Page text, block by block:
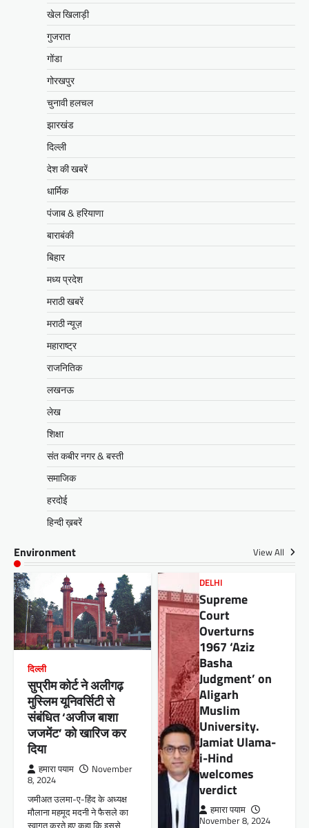
खेल खिलाड़ी
गुजरात
गोंडा
गोरखपुर
चुनावी हलचल
झारखंड
दिल्ली
देश की खबरें
धार्मिक
पंजाब & हरियाणा
बाराबंकी
बिहार
मध्य प्रदेश
मराठी खबरें
मराठी न्यूज़
महाराष्ट्र
राजनितिक
लखनऊ
लेख
शिक्षा
संत कबीर नगर & बस्ती
समाजिक
हरदोई
हिन्दी ख़बरें
Environment View All
दिल्ली
सुप्रीम कोर्ट ने अलीगढ़
मुस्लिम यूनिवर्सिटी से
संबंधित ‘अजीज बाशा
जजमेंट’ को खारिज कर
दिया
हमारा पयाम
November
8, 2024
जमीअत उलमा-ए-हिंद के अध्यक्ष
मौलाना महमूद मदनी ने फैसले का
स्वागत करते हुए कहा कि इससे
DELHI
Supreme
Court
Overturns
1967 ‘Aziz
Basha
Judgment’ on
Aligarh
Muslim
University.
Jamiat Ulama-
i-Hind
welcomes
verdict
हमारा पयाम
November 8, 2024